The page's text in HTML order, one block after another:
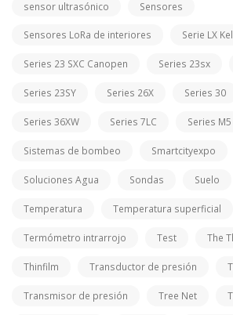
sensor ultrasónico Sensores
Sensores LoRa de interiores Serie LX
Series 23 SXC Canopen Series 23sx
Series 23SY Series 26X Series 30
Series 36XW Series 7LC Series M5
Sistemas de bombeo Smartcityexpo
Soluciones Agua Sondas Suelo
Temperatura Temperatura superficial
Termómetro intrarrojo Test The
Thinfilm Transductor de presión
Transmisor de presión Tree Net